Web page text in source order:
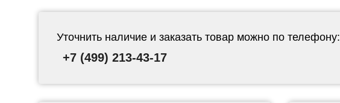
Уточнить наличие и заказать товар можно по телефону:
+7 (499) 213-43-17